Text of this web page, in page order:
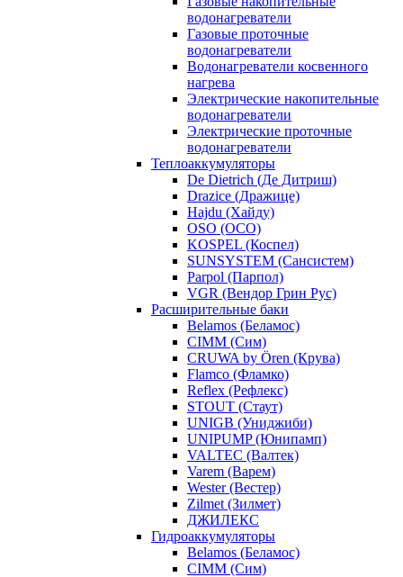
водонагреватели
Газовые проточные
водонагреватели
Водонагреватели косвенного
нагрева
Электрические накопительные
водонагреватели
Электрические проточные
водонагреватели
Теплоаккумуляторы
De Dietrich (Де Дитриш)
Drazice (Дражице)
Hajdu (Хайду)
OSO (ОСО)
KOSPEL (Коспел)
SUNSYSTEM (Сансистем)
Parpol (Парпол)
VGR (Вендор Грин Рус)
Расширительные баки
Belamos (Беламос)
CIMM (Сим)
CRUWA by Ören (Крува)
Flamco (Фламко)
Reflex (Рефлекс)
STOUT (Стаут)
UNIGB (Униджиби)
UNIPUMP (Юнипамп)
VALTEC (Валтек)
Varem (Варем)
Wester (Вестер)
Zilmet (Зилмет)
ДЖИЛЕКС
Гидроаккумуляторы
Belamos (Беламос)
CIMM (Сим)